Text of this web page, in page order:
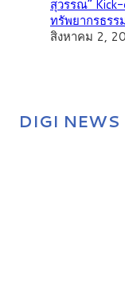
สุวรรณ”
ทรัพยากรธร
สิงหาคม 2,
DIGI NEWS